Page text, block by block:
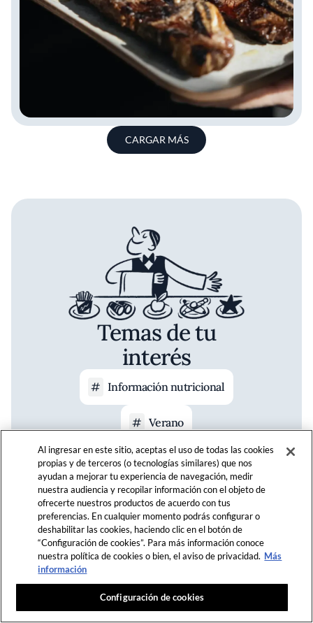
CARGAR MÁS
Temas de tu
interés
Información nutricional
Verano
Oriente Medio
Postres deliciosos
Asiática
Carta de vinos
MÁS
Al ingresar en este sitio, aceptas el uso de todas las cookies
propias y de terceros (o tecnologías similares) que nos
ayudan a mejorar tu experiencia de navegación, medir
nuestra audiencia y recopilar información con el objeto de
ofrecerte nuestros productos de acuerdo con tus
preferencias. En cualquier momento podrás configurar o
deshabilitar las cookies, haciendo clic en el botón de
“Configuración de cookies”. Para más información conoce
nuestra política de cookies o bien, el aviso de privacidad. Más
información
Configuración de cookies